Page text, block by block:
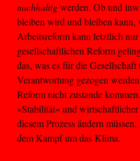
nachhaltigwerden. Ob und
bleiben wird und bleiben kann,
Arbeitsreform kann letztlich
gesellschaftlichen Reform
das, was es für die
Verantwortung gezogen
Reform nicht zustande
»Stabilität« und
diesem Prozess ändern
dem Kampf um das Klima.